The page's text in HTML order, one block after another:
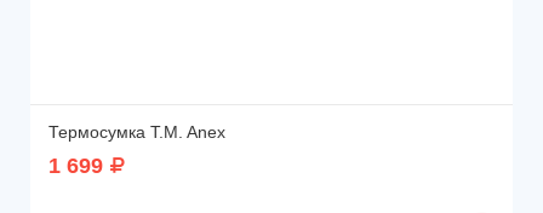
Термосумка T.M. Anex
1 699